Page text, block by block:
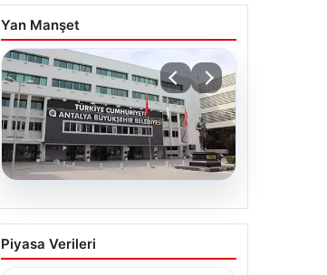
Yan Manşet
06.08.2026
Antalya’daki yolsuzluk
soruşturmasında iki yeni
Piyasa Verileri